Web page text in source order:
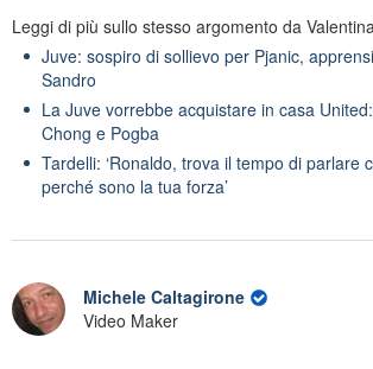
Leggi di più sullo stesso argomento da
Juve: sospiro di sollievo per Pjanic,
Sandro
La Juve vorrebbe acquistare in casa
Chong e Pogba
Tardelli: ‘Ronaldo, trova il tempo di parlare
perché sono la tua forza’
Michele Caltagirone
Video Maker